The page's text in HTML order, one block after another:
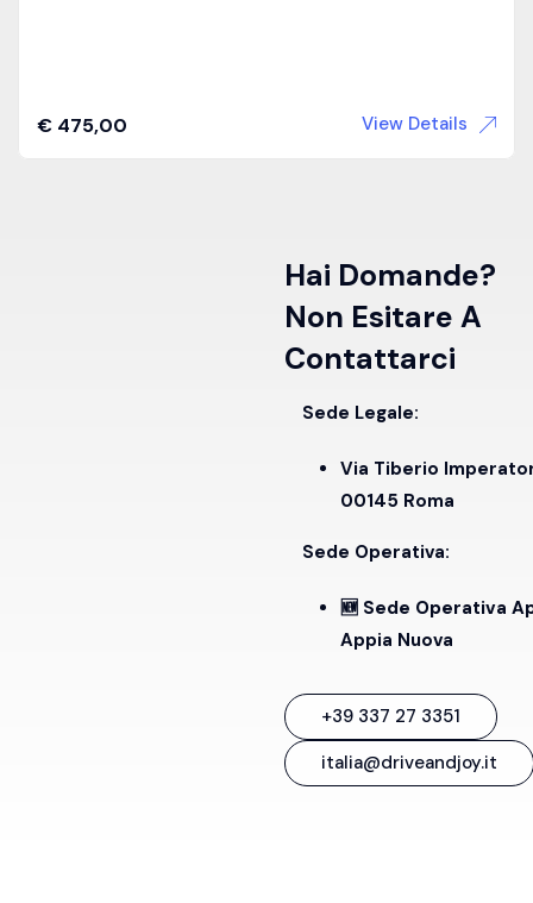
€ 475,00 View Details
Hai Domande?
Non Esitare A
Contattarci
Sede Legale:
Via Tiberio
00145 Roma
Sede Operativa:
🆕 Sede Operativa
Appia Nuova
+39 337 27 3351
italia@driveandjoy.it